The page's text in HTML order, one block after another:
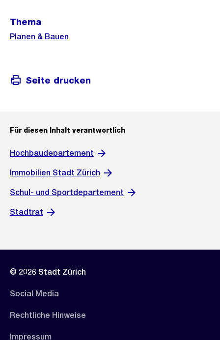
Weitere
Informationen
Thema
Planen & Bauen
Seite drucken
Für diesen Inhalt verantwortlich
Hochbaudepartement
Immobilien Stadt Zürich
Schul- und Sportdepartement
Stadtrat
© 2026 Stadt Zürich
Social Media
Rechtliche Hinweise
Impressum